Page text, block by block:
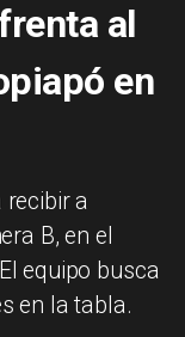
al
en
recibir a
B, en el
equipo busca
en la tabla.